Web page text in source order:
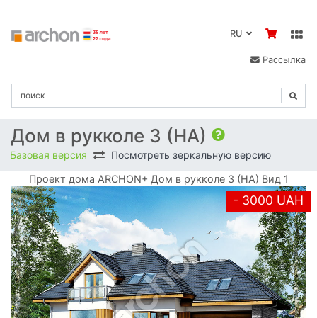
Рассылка
Дом в рукколе 3 (HА)
Базовая версия Посмотреть зеркальную версию
Проект дома ARCHON+ Дом в рукколе 3 (HА) Вид 1
- 3000 UAH